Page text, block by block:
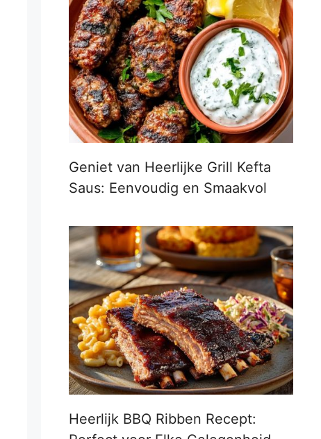
Geniet van Heerlijke Grill Kefta
Saus: Eenvoudig en Smaakvol
Heerlijk BBQ Ribben Recept: